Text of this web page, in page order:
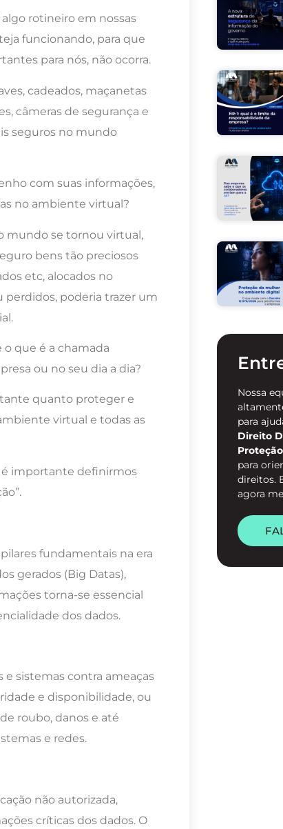
rotineiro em nossas
funcionando, para que
para nós, não ocorra.
cadeados, maçanetas
câmeras de segurança e
seguros no mundo
com suas informações,
no ambiente virtual?
mundo se tornou virtual,
bens tão preciosos
etc, alocados no
perdidos, poderia trazer um
o que é a chamada
ou no seu dia a dia?
quanto proteger e
virtual e todas as
é importante definirmos
fundamentais na era
gerados (Big Datas),
torna-se essencial
dos dados.
e sistemas contra ameaças
e disponibilidade, ou
roubo, danos e até
e redes.
não autorizada,
críticas dos dados. O
Nossa
para
Direito
para
direitos.
agora